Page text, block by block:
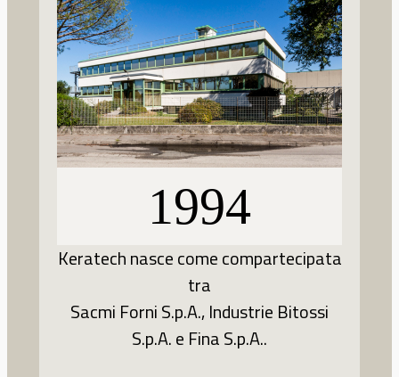
1994
Keratech nasce come compartecipata
tra
Sacmi Forni S.p.A., Industrie Bitossi
S.p.A. e Fina S.p.A..